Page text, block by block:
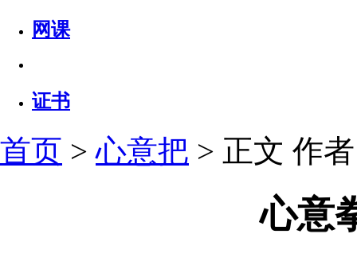
网课
证书
首页 >心意把 > 正文 作
心意